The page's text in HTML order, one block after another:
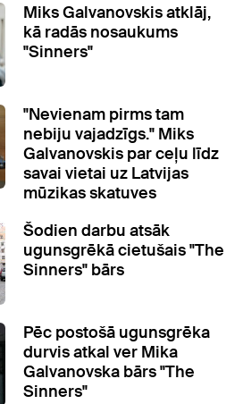
Miks Galvanovskis atklāj,
kā radās nosaukums
"Sinners"
"Nevienam pirms tam
nebiju vajadzīgs." Miks
Galvanovskis par ceļu līdz
savai vietai uz Latvijas
mūzikas skatuves
Šodien darbu atsāk
ugunsgrēkā cietušais "The
Sinners" bārs
Pēc postošā ugunsgrēka
durvis atkal ver Mika
Galvanovska bārs "The
Sinners"